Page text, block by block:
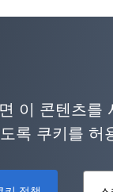
이 콘텐츠를
록 쿠키를 허